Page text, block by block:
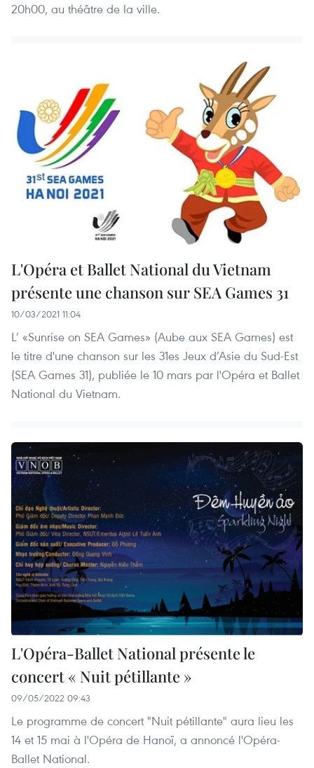
20h00, au théâtre de la ville.
L'Opéra et Ballet National du Vietnam
présente une chanson sur SEA Games 31
10/03/2021 11:04
L’ «Sunrise on SEA Games» (Aube aux SEA Games) est
le titre d'une chanson sur les 31es Jeux d’Asie du Sud-Est
(SEA Games 31), publiée le 10 mars par l'Opéra et Ballet
National du Vietnam.
L'Opéra-Ballet National présente le
concert « Nuit pétillante »
09/05/2022 09:43
Le programme de concert "Nuit pétillante" aura lieu les
14 et 15 mai à l'Opéra de Hanoï, a annoncé l'Opéra-
Ballet National.